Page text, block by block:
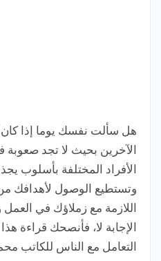
هل سألت نفسك يوما إذا كان
الآخرين بحيث لا تجد صعوبة
الأفراد المختلفة بأسلوب
وتستطيع الوصول لأهدافك
اللازمة مع زملاؤك في
الإجابة لا، فأنصحك قراءة
التعامل مع الناس للكاتب